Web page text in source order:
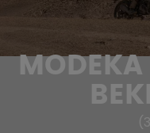
(